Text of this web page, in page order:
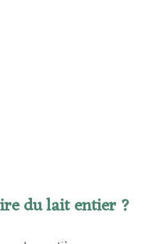
du lait entier ?